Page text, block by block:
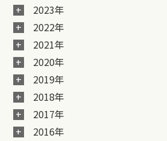
2023年
2022年
2021年
2020年
2019年
2018年
2017年
2016年